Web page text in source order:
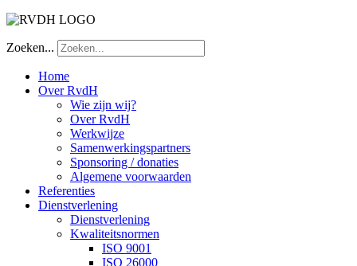
Zoeken...
Home
Over RvdH
Wie zijn wij?
Over RvdH
Werkwijze
Samenwerkingspartners
Sponsoring / donaties
Algemene voorwaarden
Referenties
Dienstverlening
Dienstverlening
Kwaliteitsnormen
ISO 9001
ISO 26000